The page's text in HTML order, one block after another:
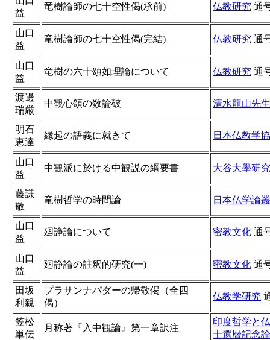
益
竜樹論師の七十空性偈(承前) 仏教研究 通
山口
益
竜樹論師の七十空性偈(完結) 仏教研究 通
山口
益
竜樹の六十頌如理論について 仏教研究 通
渡邊
瑞厳
中観心頌の数論破 清水龍山先
明石
恵達
縁起の語義に就きて 日本仏教学
山口
益
中観派に於ける中観説の綱要書 大谷大學研
藤謙
敬
竜樹哲学の時間論 日本仏学論叢
山口
益
廻諍論について 密教文化 通
山口
益
廻諍論の註釈的研究(一) 密教文化 通
田坂
利親
プラサンナパダーの帰敬偈（全四
偈）
仏教学研究
笠松
単伝
月称著『入中観論』第一章訳注
印度哲学と
士還暦記念